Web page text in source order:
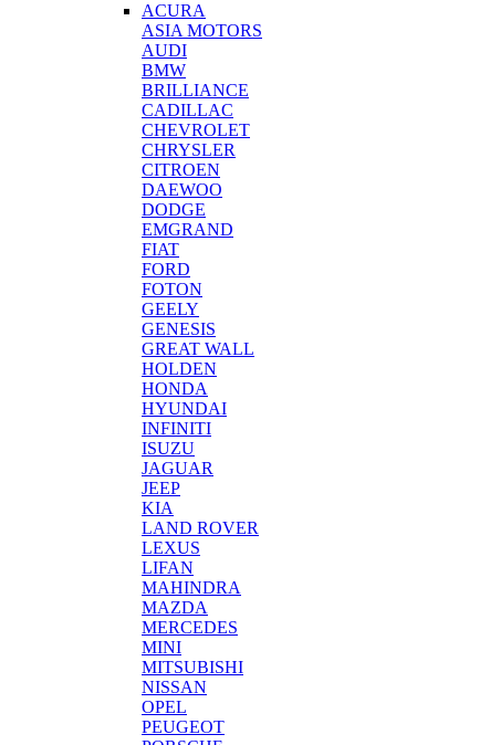
ACURA
ASIA MOTORS
AUDI
BMW
BRILLIANCE
CADILLAC
CHEVROLET
CHRYSLER
CITROEN
DAEWOO
DODGE
EMGRAND
FIAT
FORD
FOTON
GEELY
GENESIS
GREAT WALL
HOLDEN
HONDA
HYUNDAI
INFINITI
ISUZU
JAGUAR
JEEP
KIA
LAND ROVER
LEXUS
LIFAN
MAHINDRA
MAZDA
MERCEDES
MINI
MITSUBISHI
NISSAN
OPEL
PEUGEOT